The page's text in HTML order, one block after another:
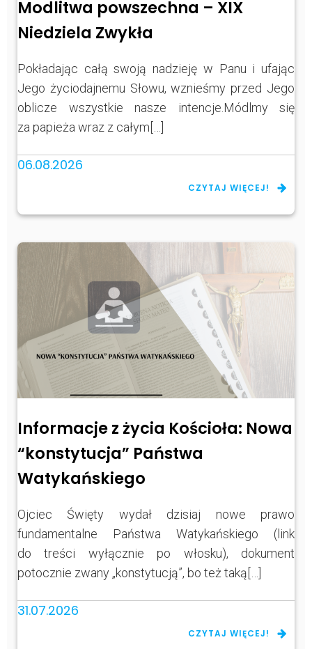
Modlitwa powszechna – XIX
Niedziela Zwykła
Pokładając całą swoją nadzieję w Panu i ufając
Jego życiodajnemu Słowu, wznieśmy przed Jego
oblicze wszystkie nasze intencje.Módlmy się
za papieża wraz z całym[…]
06.08.2026
CZYTAJ WIĘCEJ!
Informacje z życia Kościoła: Nowa
“konstytucja” Państwa
Watykańskiego
Ojciec Święty wydał dzisiaj nowe prawo
fundamentalne Państwa Watykańskiego (link
do treści wyłącznie po włosku), dokument
potocznie zwany „konstytucją”, bo też taką[…]
31.07.2026
CZYTAJ WIĘCEJ!